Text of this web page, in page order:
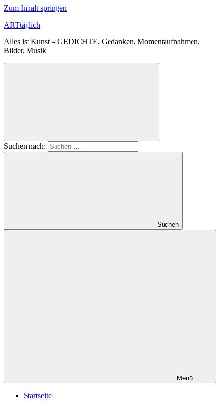
Zum Inhalt springen
ARTtäglich
Alles ist Kunst – GEDICHTE, Gedanken, Momentaufnahmen,
Bilder, Musik
Suchen nach:
Suchen
Menü
Startseite